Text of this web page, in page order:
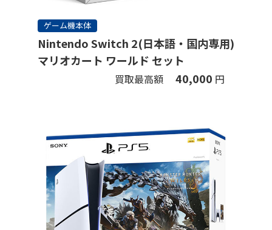
ゲーム機本体
Nintendo Switch 2(日本語・国内専用)
マリオカート ワールド セット
買取最高額 40,000 円